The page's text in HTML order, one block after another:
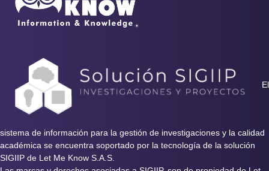
El
sistema de información para la gestión de investigaciones y la calidad
académica se encuentra soportado por la tecnología de la solución
SIGIIP de Let Me Know S.A.S.